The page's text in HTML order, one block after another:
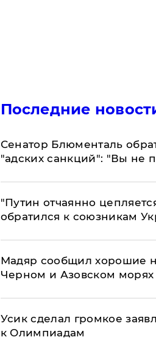
Последние
Сенатор Блюменталь
"адских санкций": "Вы не
"Путин отчаянно
обратился к союзникам
Мадяр сообщил хорошие
Черном и Азовском морях
Усик сделал громкое
к Олимпиадам